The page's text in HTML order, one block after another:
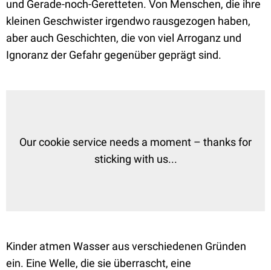
und Gerade-noch-Geretteten. Von Menschen, die ihre
kleinen Geschwister irgendwo rausgezogen haben,
aber auch Geschichten, die von viel Arroganz und
Ignoranz der Gefahr gegenüber geprägt sind.
Our cookie service needs a moment – thanks for
sticking with us...
Kinder atmen Wasser aus verschiedenen Gründen
ein. Eine Welle, die sie überrascht, eine